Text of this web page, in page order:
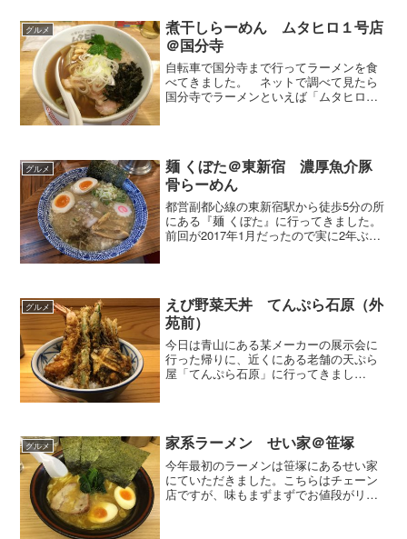
でしょう。こ...
グルメ
煮干しらーめん ムタヒロ１号店
＠国分寺
自転車で国分寺まで行ってラーメンを食
べてきました。 ネットで調べて見たら
国分寺でラーメンといえば「ムタヒロ」
ーのみで満席でしたが、...
グルメ
麺 くぼた＠東新宿 濃厚魚介豚
骨らーめん
都営副都心線の東新宿駅から徒歩5分の所
にある『麺 くぼた』に行ってきました。
前回が2017年1月だったので実に2年ぶり
ので食べやすい...
グルメ
えび野菜天丼 てんぷら石原（外
苑前）
今日は青山にある某メーカーの展示会に
行った帰りに、近くにある老舗の天ぷら
屋「てんぷら石原」に行ってきまし
があり、その奥に座敷があり...
グルメ 家系ラーメン せい家＠笹塚
今年最初のラーメンは笹塚にあるせい家
にていただきました。こちらはチェーン
店ですが、味もまずまずでお値段がリー